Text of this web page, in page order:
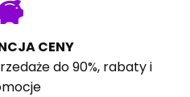
CENY
do 90%, rabaty i